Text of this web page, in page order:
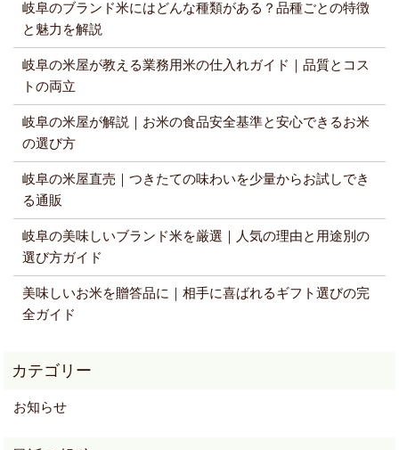
岐阜のブランド米にはどんな種類がある？品種ごとの特徴
と魅力を解説
岐阜の米屋が教える業務用米の仕入れガイド｜品質とコス
トの両立
岐阜の米屋が解説｜お米の食品安全基準と安心できるお米
の選び方
岐阜の米屋直売｜つきたての味わいを少量からお試しでき
る通販
岐阜の美味しいブランド米を厳選｜人気の理由と用途別の
選び方ガイド
美味しいお米を贈答品に｜相手に喜ばれるギフト選びの完
全ガイド
お知らせ